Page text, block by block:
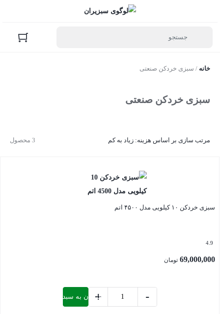
خانه / سبزی خردکن صنعتی
سبزی خردکن صنعتی
3 محصول مرتب سازی بر اساس هزینه: زیاد به کم
سبزی خردکن ۱۰ کیلویی مدل ۴۵۰۰ اتم
4.9
69,000,000 تومان
-
+
افزودن به سبد خرید